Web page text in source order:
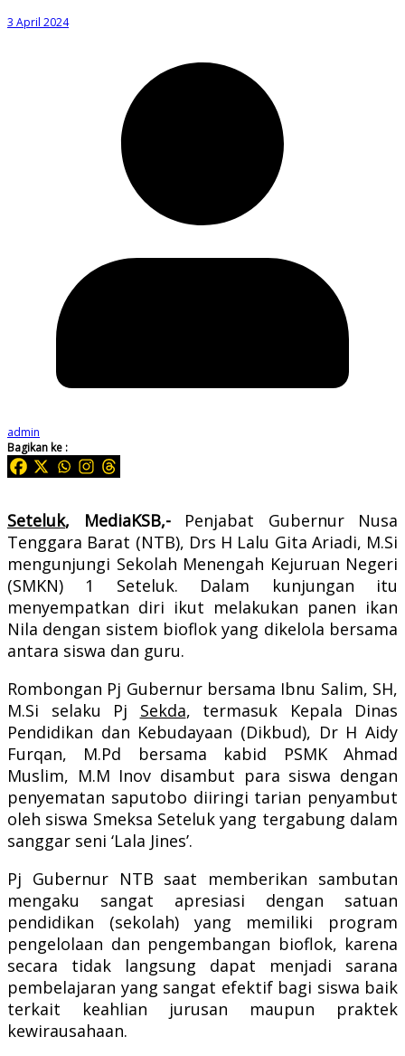
3 April 2024
admin
Bagikan ke :
Seteluk, MediaKSB,- Penjabat Gubernur Nusa
Tenggara Barat (NTB), Drs H Lalu Gita Ariadi, M.Si
mengunjungi Sekolah Menengah Kejuruan Negeri
(SMKN) 1 Seteluk. Dalam kunjungan itu
menyempatkan diri ikut melakukan panen ikan
Nila dengan sistem bioflok yang dikelola bersama
antara siswa dan guru.
Rombongan Pj Gubernur bersama Ibnu Salim, SH,
M.Si selaku Pj Sekda, termasuk Kepala Dinas
Pendidikan dan Kebudayaan (Dikbud), Dr H Aidy
Furqan, M.Pd bersama kabid PSMK Ahmad
Muslim, M.M Inov disambut para siswa dengan
penyematan saputobo diiringi tarian penyambut
oleh siswa Smeksa Seteluk yang tergabung dalam
sanggar seni ‘Lala Jines’.
Pj Gubernur NTB saat memberikan sambutan
mengaku sangat apresiasi dengan satuan
pendidikan (sekolah) yang memiliki program
pengelolaan dan pengembangan bioflok, karena
secara tidak langsung dapat menjadi sarana
pembelajaran yang sangat efektif bagi siswa baik
terkait keahlian jurusan maupun praktek
kewirausahaan.